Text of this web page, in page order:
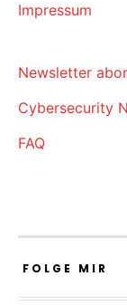
Impressum
Newsletter
Cybersecurity
FAQ
FOLGE MIR